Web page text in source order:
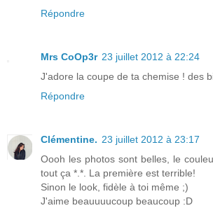
Répondre
Mrs CoOp3r 23 juillet 2012 à 22:24
J'adore la coupe de ta chemise ! des
Répondre
Clémentine. 23 juillet 2012 à 23:17
Oooh les photos sont belles, le
tout ça *.*. La première est terrible!
Sinon le look, fidèle à toi même ;)
J'aime beauuuucoup beaucoup :D